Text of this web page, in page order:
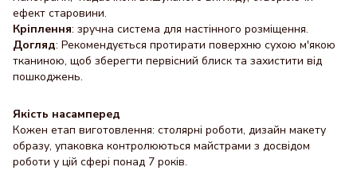
ефект старовини.
Кріплення: зручна система для настінного розміщення.
Догляд: Рекомендується протирати поверхню сухою м'якою
тканиною, щоб зберегти первісний блиск та захистити від
пошкоджень.
Якість насамперед
Кожен етап виготовлення: столярні роботи, дизайн макету
образу, упаковка контролюються майстрами з досвідом
роботи у цій сфері понад 7 років.